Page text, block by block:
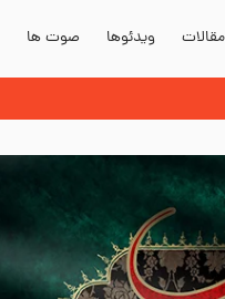
مقالات ویدئوها صوت ها